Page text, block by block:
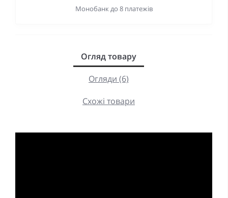
Монобанк до 8 платежів
Огляд товару
Огляди (6)
Схожі товари